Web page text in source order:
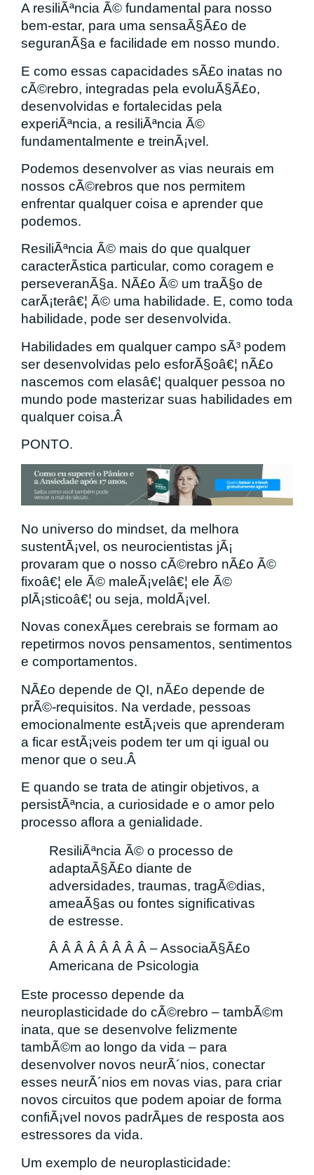
A resiliÃªncia Ã© fundamental para nosso
bem-estar, para uma sensaÃ§Ã£o de
seguranÃ§a e facilidade em nosso mundo.
E como essas capacidades sÃ£o inatas no
cÃ©rebro, integradas pela evoluÃ§Ã£o,
desenvolvidas e fortalecidas pela
experiÃªncia, a resiliÃªncia Ã©
fundamentalmente e treinÃ¡vel.
Podemos desenvolver as vias neurais em
nossos cÃ©rebros que nos permitem
enfrentar qualquer coisa e aprender que
podemos.
ResiliÃªncia Ã© mais do que qualquer
caracterÃ­stica particular, como coragem e
perseveranÃ§a. NÃ£o Ã© um traÃ§o de
carÃ¡terâ€¦ Ã© uma habilidade. E, como toda
habilidade, pode ser desenvolvida.
Habilidades em qualquer campo sÃ³ podem
ser desenvolvidas pelo esforÃ§oâ€¦ nÃ£o
nascemos com elasâ€¦ qualquer pessoa no
mundo pode masterizar suas habilidades em
qualquer coisa.Â
PONTO.
No universo do mindset, da melhora
sustentÃ¡vel, os neurocientistas jÃ¡
provaram que o nosso cÃ©rebro nÃ£o Ã©
fixoâ€¦ ele Ã© maleÃ¡velâ€¦ ele Ã©
plÃ¡sticoâ€¦ ou seja, moldÃ¡vel.
Novas conexÃµes cerebrais se formam ao
repetirmos novos pensamentos, sentimentos
e comportamentos.
NÃ£o depende de QI, nÃ£o depende de
prÃ©-requisitos. Na verdade, pessoas
emocionalmente estÃ¡veis que aprenderam
a ficar estÃ¡veis podem ter um qi igual ou
menor que o seu.Â
E quando se trata de atingir objetivos, a
persistÃªncia, a curiosidade e o amor pelo
processo aflora a genialidade.
ResiliÃªncia Ã© o processo de
adaptaÃ§Ã£o diante de
adversidades, traumas, tragÃ©dias,
ameaÃ§as ou fontes significativas
de estresse.
Â Â Â Â Â Â Â Â – AssociaÃ§Ã£o
Americana de Psicologia
Este processo depende da
neuroplasticidade do cÃ©rebro – tambÃ©m
inata, que se desenvolve felizmente
tambÃ©m ao longo da vida – para
desenvolver novos neurÃ´nios, conectar
esses neurÃ´nios em novas vias, para criar
novos circuitos que podem apoiar de forma
confiÃ¡vel novos padrÃµes de resposta aos
estressores da vida.
Um exemplo de neuroplasticidade: